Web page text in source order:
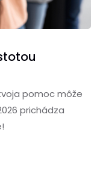
pomoc môže
prichádza